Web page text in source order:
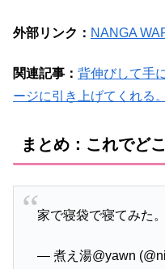
外部リンク： NANGA
関連記事： 背伸びして手
ージに引き上げてくれる。
まとめ：これでど
家で寝袋で寝てみた
— 煮え湯@yawn